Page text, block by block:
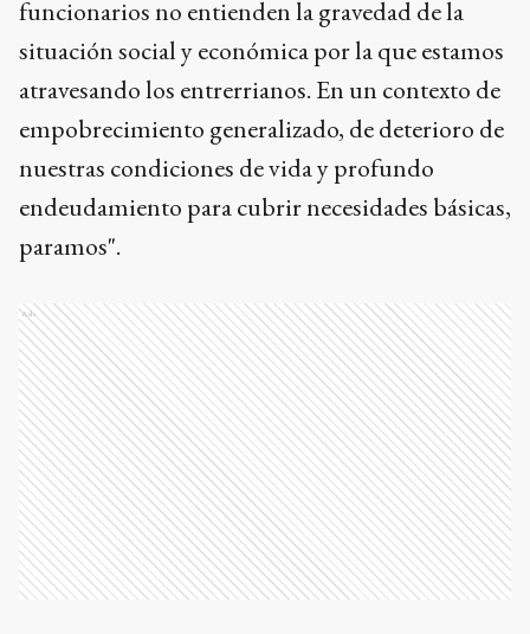
funcionarios no entienden la gravedad de la
situación social y económica por la que estamos
atravesando los entrerrianos. En un contexto de
empobrecimiento generalizado, de deterioro de
nuestras condiciones de vida y profundo
endeudamiento para cubrir necesidades básicas,
paramos".
Ads